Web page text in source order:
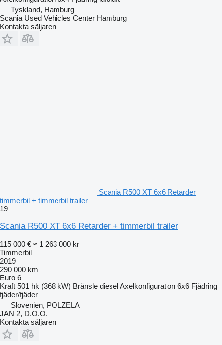
Tyskland, Hamburg
Scania Used Vehicles Center Hamburg
Kontakta säljaren
Scania R500 XT 6x6 Retarder
timmerbil + timmerbil trailer
19
Scania R500 XT 6x6 Retarder + timmerbil trailer
115 000 € ≈ 1 263 000 kr
Timmerbil
2019
290 000 km
Euro 6
Kraft 501 hk (368 kW) Bränsle dieselAxelkonfiguration 6x6 Fjädring
fjäder/fjäder
Slovenien, POLZELA
JAN 2, D.O.O.
Kontakta säljaren